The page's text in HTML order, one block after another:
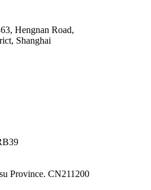
Hengnan Road,
Shanghai
Province. CN211200